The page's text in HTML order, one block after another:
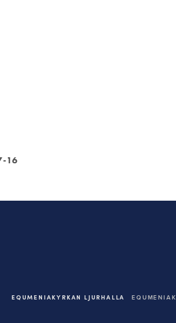
16
EQUMENIAKYRKAN LJURHALLA